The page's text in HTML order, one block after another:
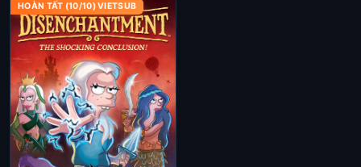
HOÀN TẤT (10/10) VIETSUB